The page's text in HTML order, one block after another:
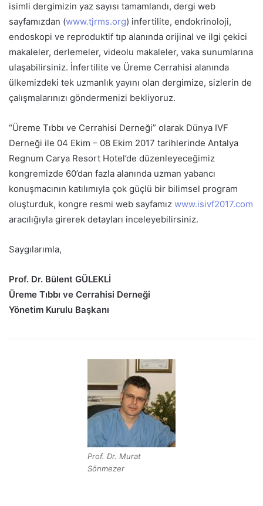
isimli dergimizin yaz sayısı tamamlandı, dergi web
sayfamızdan (www.tjrms.org) infertilite, endokrinoloji,
endoskopi ve reproduktif tıp alanında orijinal ve ilgi çekici
makaleler, derlemeler, videolu makaleler, vaka sunumlarına
ulaşabilirsiniz. İnfertilite ve Üreme Cerrahisi alanında
ülkemizdeki tek uzmanlık yayını olan dergimize, sizlerin de
çalışmalarınızı göndermenizi bekliyoruz.
“Üreme Tıbbı ve Cerrahisi Derneği” olarak Dünya IVF
Derneği ile 04 Ekim – 08 Ekim 2017 tarihlerinde Antalya
Regnum Carya Resort Hotel’de düzenleyeceğimiz
kongremizde 60’dan fazla alanında uzman yabancı
konuşmacının katılımıyla çok güçlü bir bilimsel program
oluşturduk, kongre resmi web sayfamız www.isivf2017.com
aracılığıyla girerek detayları inceleyebilirsiniz.
Saygılarımla,
Prof. Dr. Bülent GÜLEKLİ
Üreme Tıbbı ve Cerrahisi Derneği
Yönetim Kurulu Başkanı
Prof. Dr. Murat
Sönmezer